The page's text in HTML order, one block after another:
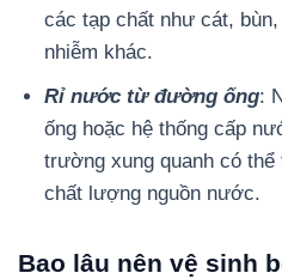
các tạp chất như cát,
nhiễm khác.
Rỉ nước từ đường ống:
ống hoặc hệ thống cấp
trường xung quanh có
chất lượng nguồn nước.
Bao lâu nên vệ sinh